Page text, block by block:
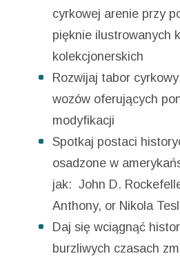
cyrkowej arenie przy
pięknie ilustrowanych
kolekcjonerskich
Rozwijaj tabor
wozów oferujących
modyfikacji
Spotkaj postaci
osadzone w
jak: John D.
Anthony, or Nikola
Daj się wciągnąć
burzliwych czasach